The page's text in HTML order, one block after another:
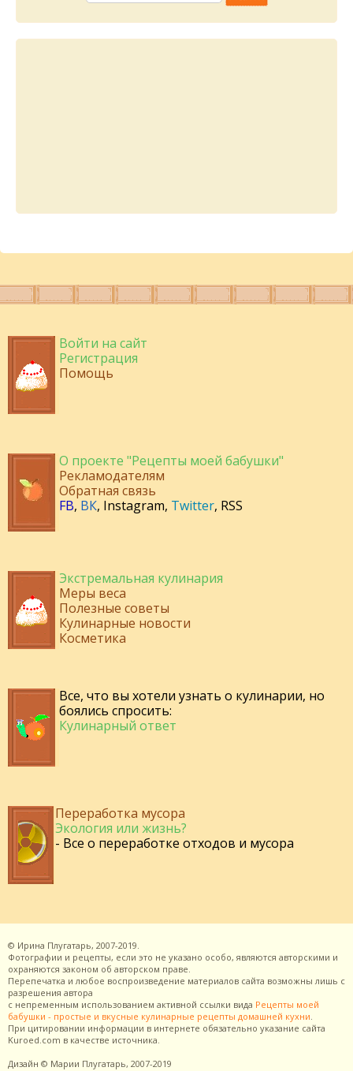
Войти на сайт
Регистрация
Помощь
О проекте "Рецепты моей бабушки"
Рекламодателям
Обратная связь
FB, ВК, Instagram, Twitter, RSS
Экстремальная кулинария
Меры веса
Полезные советы
Кулинарные новости
Косметика
Все, что вы хотели узнать о кулинарии, но
боялись спросить:
Кулинарный ответ
Переработка мусора
Экология или жизнь?
- Все о переработке отходов и мусора
© Ирина Плугатарь, 2007-2019.
Фотографии и рецепты, если это не указано особо, являются авторскими и
охраняются законом об авторском праве.
Перепечатка и любое воспроизведение материалов сайта возможны лишь с
разрешения автора
с непременным использованием активной ссылки вида Рецепты моей
бабушки - простые и вкусные кулинарные рецепты домашней кухни.
При цитировании информации в интернете обязательно указание сайта
Kuroed.com в качестве источника.
Дизайн © Марии Плугатарь, 2007-2019